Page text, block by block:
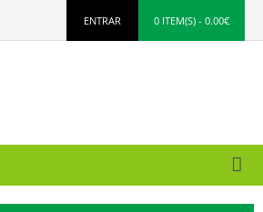
ENTRAR 0 ITEM(S) - 0.00€